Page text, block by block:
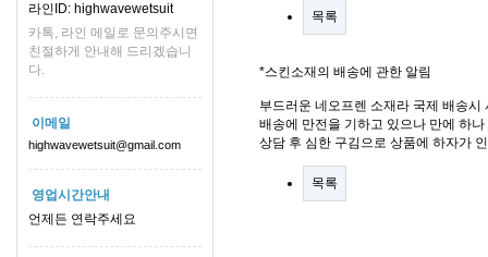
라인ID: highwavewetsuit
카톡, 라인 메일로 문의주시면
친절하게 안내해 드리겠습니
다.
이메일
highwavewetsuit@gmail.com
영업시간안내
언제든 연락주세요
목록
*스킨소재의 배송에 관한 알림
부드러운 네오프렌 소재라 국제 배송
배송에 만전을 기하고 있으나 만에 하
상담 후 심한 구김으로 상품에 하자가
목록